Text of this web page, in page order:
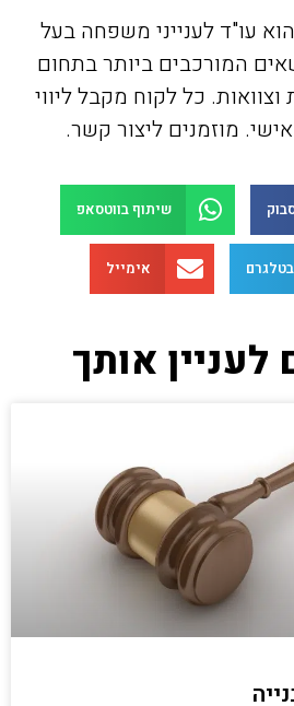
עו"ד לענייני משפחה בעל
המורכבים ביותר בתחום
וצוואות. כל לקוח מקבל ליווי
אישי. מוזמנים ליצור קשר.
שיתוף בווטסאפ
אימייל
לעניין אותך